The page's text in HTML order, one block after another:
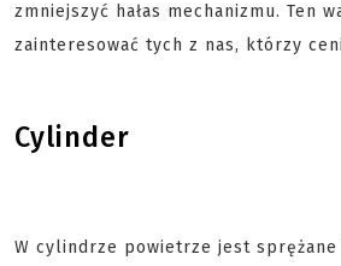
zmniejszyć hałas mechanizmu. Ten
zainteresować tych z nas, którzy
Cylinder
W cylindrze powietrze jest